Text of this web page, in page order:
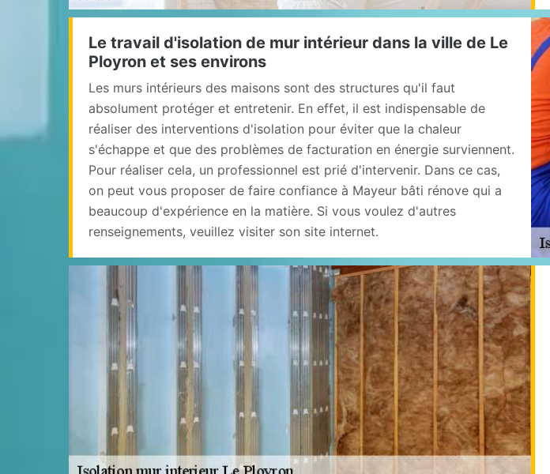
Le travail d'isolation de mur intérieur dans la ville de Le
Ployron et ses environs
Les murs intérieurs des maisons sont des structures qu'il faut
absolument protéger et entretenir. En effet, il est indispensable de
réaliser des interventions d'isolation pour éviter que la chaleur
s'échappe et que des problèmes de facturation en énergie surviennent.
Pour réaliser cela, un professionnel est prié d'intervenir. Dans ce cas,
on peut vous proposer de faire confiance à Mayeur bâti rénove qui a
beaucoup d'expérience en la matière. Si vous voulez d'autres
renseignements, veuillez visiter son site internet.